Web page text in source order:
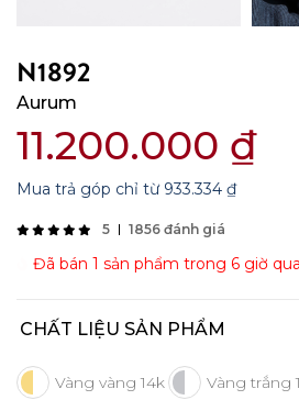
N1892
Aurum
11.200.000 ₫
Mua trả góp chỉ từ 933.334 ₫
5 1856 đánh giá
Đã bán 1 sản phẩm trong 6 giờ qua
CHẤT LIỆU SẢN PHẨM